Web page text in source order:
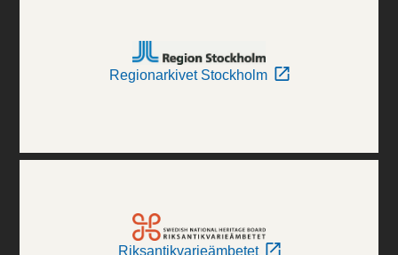
Regionarkivet Stockholm
Riksantikvarieämbetet